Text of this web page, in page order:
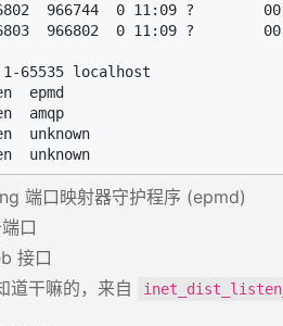
966744  0 11:09 ?
966802  0 11:09 ?
1-65535 localhost
epmd
amqp
unknown
端口映射器守护程序 (epmd)
口
接口
道干嘛的，来自